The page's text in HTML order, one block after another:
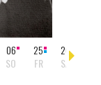
06
SO
25
FR
26
SA